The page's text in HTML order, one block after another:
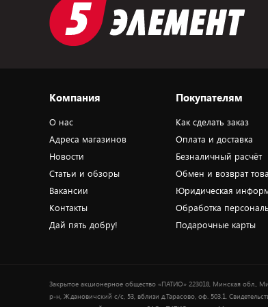
Компания
О нас
Адреса магазинов
Новости
Статьи и обзоры
Вакансии
Контакты
Дай пять добру!
Покупателям
Как сделать заказ
Оплата и доставка
Безналичный расчёт
Обмен и возврат
Юридическая
Обработка
Подарочные карты
Закрытое акционерное общество «ПАТИО» 223018, Минская обл.,
р-н, Ждановичский с/с, 53, вблизи д.Тарасово, оф. 503.1.